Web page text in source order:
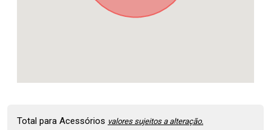
Total para Acessórios valores sujeitos a alteração.